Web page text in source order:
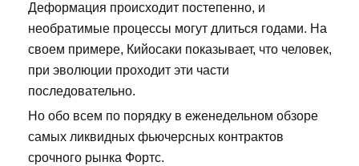
Деформация происходит постепенно, и
необратимые процессы могут длиться годами. На
своем примере, Кийосаки показывает, что человек,
при эволюции проходит эти части
последовательно.
Но обо всем по порядку в еженедельном обзоре
самых ликвидных фьючерсных контрактов
срочного рынка Фортс.